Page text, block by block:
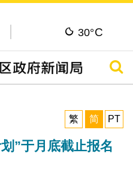
30°C
搜寻
繁
简 PT
”于月底截止报名